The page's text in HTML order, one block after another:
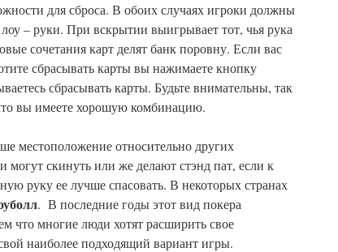
для сброса. В обоих случаях игроки должны
– руки. При вскрытии выигрывает тот, чья рука
сочетания карт делят банк поровну. Если вас
сбрасывать карты вы нажимаете кнопку
сбрасывать карты. Будьте внимательны, так
вы имеете хорошую комбинацию.
местоположение относительно других
могут скинуть или же делают стэнд пат, если к
руку ее лучше спасовать. В некоторых странах
. В последние годы этот вид покера
что многие люди хотят расширить свое
наиболее подходящий вариант игры.